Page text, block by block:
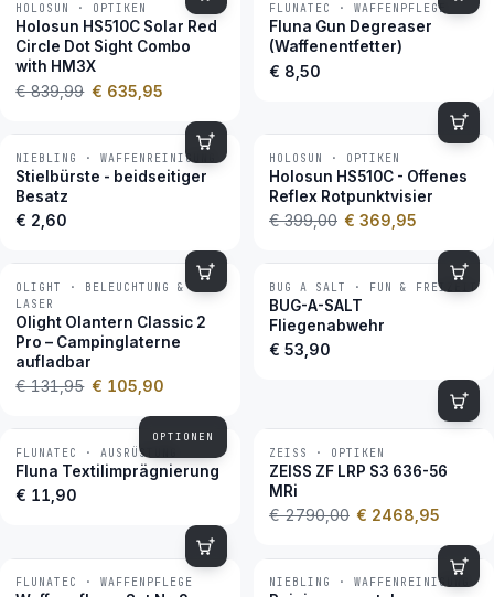
−24 %
HOLOSUN · OPTIKEN
Holosun HS510C Solar Red
Circle Dot Sight Combo
with HM3X
€ 839,99 € 635,95
BESTSELLER
FLUNATEC · WAFFENPFLEGE
Fluna Gun Degreaser
(Waffenentfetter)
€ 8,50
BESTSELLER
NIEBLING · WAFFENREINIGUNG
Stielbürste - beidseitiger
Besatz
€ 2,60
−7 %
HOLOSUN · OPTIKEN
Holosun HS510C - Offenes
Reflex Rotpunktvisier
€ 399,00 € 369,95
−20 %
OLIGHT · BELEUCHTUNG &
LASER
Olight Olantern Classic 2
Pro – Campinglaterne
aufladbar
€ 131,95 € 105,90
OPTIONEN
BUG A SALT · FUN & FREIZEIT
BUG-A-SALT
Fliegenabwehr
€ 53,90
BESTSELLER
FLUNATEC · AUSRÜSTUNG
Fluna Textilimprägnierung
€ 11,90
−12 %
ZEISS · OPTIKEN
ZEISS ZF LRP S3 636-56
MRi
€ 2790,00 € 2468,95
BESTSELLER
FLUNATEC · WAFFENPFLEGE BESTSELLER
NIEBLING · WAFFENREINIGUNG